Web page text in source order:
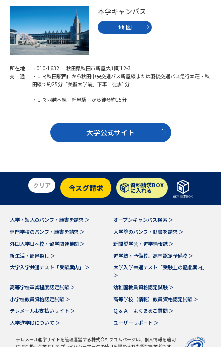
本学キャンパス
地 図
所在地
〒010-1632 秋田県秋田市新屋大川町12-3
交 通
・ＪＲ秋田駅西口から秋田中央交通バス新屋線または羽後交通バス急行本荘・秋
田線で約25分「美術大学前」下車 徒歩1分
・ＪＲ羽越本線「新屋駅」から徒歩約15分
大学公式サイト
クリア 今スグ請求 資料請求BOX
に入れる
資料請求BOX
大学・短大のパンフ・願書を請求 ＞
オープンキャンパス検索 ＞
専門学校のパンフ・願書を請求 ＞
大学院のパンフ・願書を請求 ＞
外国大学日本校・留学関連機関 ＞
新聞奨学会・進学情報誌 ＞
新生活・部屋探し ＞
進学塾・予備校、高卒認定予備校 ＞
大学入学共通テスト「受験案内」 ＞
大学入学共通テスト「受験上の配慮案内」
＞
高等学校卒業程度認定試験 ＞
幼稚園教員資格認定試験 ＞
小学校教員資格認定試験 ＞
高等学校（情報）教員資格認定試験 ＞
テレメールお支払いサイト ＞
Ｑ＆Ａ よくあるご質問 ＞
大学進学IDについて ＞
ユーザーサポート ＞
テレメール進学サイトを管理運営する株式会社フロムページは、個人情報を適切